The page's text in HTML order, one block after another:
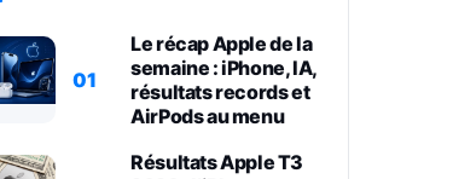
01
Le récap Apple de la
semaine : iPhone, IA,
résultats records et
AirPods au menu
Résultats Apple T3